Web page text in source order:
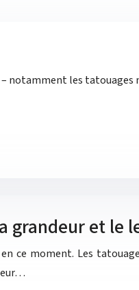
les tatouages
grandeur et le
ce moment. Les